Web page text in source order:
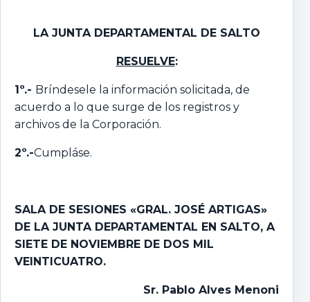
LA JUNTA DEPARTAMENTAL DE SALTO
RESUELVE:
1º.- Bríndesele la información solicitada, de
acuerdo a lo que surge de los registros y
archivos de la Corporación.
2º.-Cumpláse.
SALA DE SESIONES «GRAL. JOSÉ ARTIGAS»
DE LA JUNTA DEPARTAMENTAL EN SALTO, A
SIETE DE NOVIEMBRE DE DOS MIL
VEINTICUATRO.
Sr. Pablo Alves Menoni